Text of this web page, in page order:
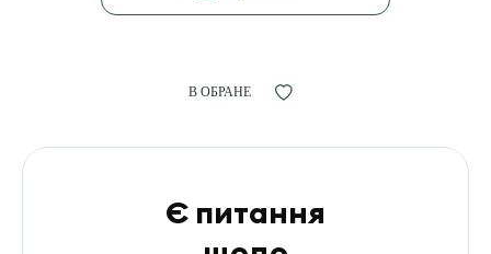
В ОБРАНЕ
Є питання